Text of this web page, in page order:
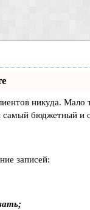
никуда. Мало
самый бюджетный и
записей: